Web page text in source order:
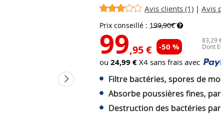
Avis clients (1) |Avis
Prix conseillé : 199,90€
99,95 € -50 %
83,29
Dont
ou 24,99 € X4 sans frais avec
Filtre bactéries, spores de
Absorbe poussières fines,
Destruction des bactéries